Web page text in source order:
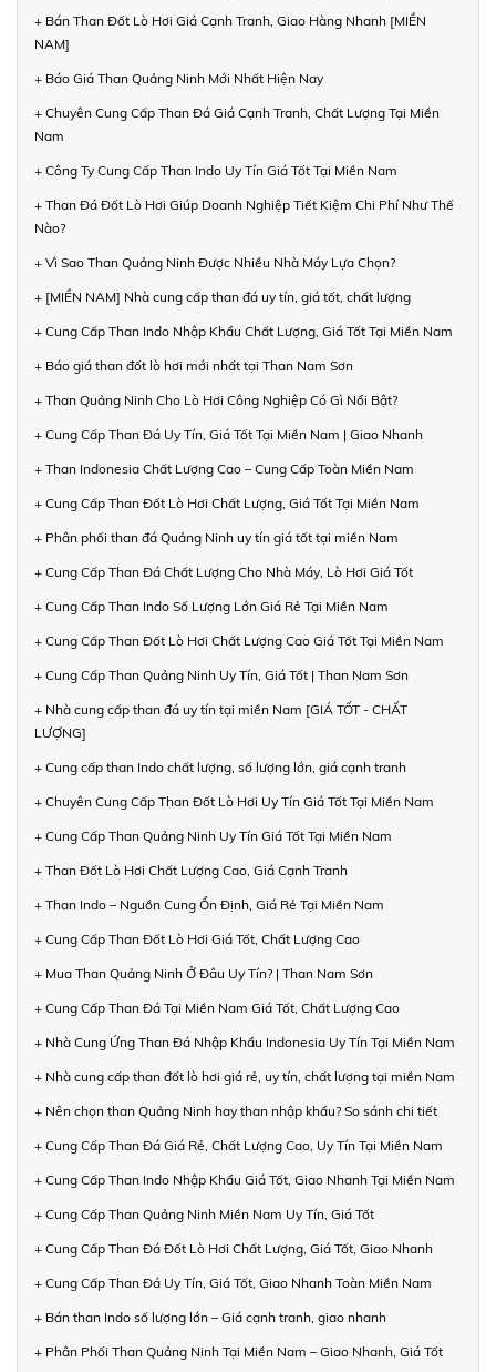
+ Bán Than Đốt Lò Hơi Giá Cạnh Tranh, Giao Hàng Nhanh [MIỀN
NAM]
+ Báo Giá Than Quảng Ninh Mới Nhất Hiện Nay
+ Chuyên Cung Cấp Than Đá Giá Cạnh Tranh, Chất Lượng Tại Miền
Nam
+ Công Ty Cung Cấp Than Indo Uy Tín Giá Tốt Tại Miền Nam
+ Than Đá Đốt Lò Hơi Giúp Doanh Nghiệp Tiết Kiệm Chi Phí Như Thế
Nào?
+ Vì Sao Than Quảng Ninh Được Nhiều Nhà Máy Lựa Chọn?
+ [MIỀN NAM] Nhà cung cấp than đá uy tín, giá tốt, chất lượng
+ Cung Cấp Than Indo Nhập Khẩu Chất Lượng, Giá Tốt Tại Miền Nam
+ Báo giá than đốt lò hơi mới nhất tại Than Nam Sơn
+ Than Quảng Ninh Cho Lò Hơi Công Nghiệp Có Gì Nổi Bật?
+ Cung Cấp Than Đá Uy Tín, Giá Tốt Tại Miền Nam | Giao Nhanh
+ Than Indonesia Chất Lượng Cao – Cung Cấp Toàn Miền Nam
+ Cung Cấp Than Đốt Lò Hơi Chất Lượng, Giá Tốt Tại Miền Nam
+ Phân phối than đá Quảng Ninh uy tín giá tốt tại miền Nam
+ Cung Cấp Than Đá Chất Lượng Cho Nhà Máy, Lò Hơi Giá Tốt
+ Cung Cấp Than Indo Số Lượng Lớn Giá Rẻ Tại Miền Nam
+ Cung Cấp Than Đốt Lò Hơi Chất Lượng Cao Giá Tốt Tại Miền Nam
+ Cung Cấp Than Quảng Ninh Uy Tín, Giá Tốt | Than Nam Sơn
+ Nhà cung cấp than đá uy tín tại miền Nam [GIÁ TỐT - CHẤT
LƯỢNG]
+ Cung cấp than Indo chất lượng, số lượng lớn, giá cạnh tranh
+ Chuyên Cung Cấp Than Đốt Lò Hơi Uy Tín Giá Tốt Tại Miền Nam
+ Cung Cấp Than Quảng Ninh Uy Tín Giá Tốt Tại Miền Nam
+ Than Đốt Lò Hơi Chất Lượng Cao, Giá Cạnh Tranh
+ Than Indo – Nguồn Cung Ổn Định, Giá Rẻ Tại Miền Nam
+ Cung Cấp Than Đốt Lò Hơi Giá Tốt, Chất Lượng Cao
+ Mua Than Quảng Ninh Ở Đâu Uy Tín? | Than Nam Sơn
+ Cung Cấp Than Đá Tại Miền Nam Giá Tốt, Chất Lượng Cao
+ Nhà Cung Ứng Than Đá Nhập Khẩu Indonesia Uy Tín Tại Miền Nam
+ Nhà cung cấp than đốt lò hơi giá rẻ, uy tín, chất lượng tại miền Nam
+ Nên chọn than Quảng Ninh hay than nhập khẩu? So sánh chi tiết
+ Cung Cấp Than Đá Giá Rẻ, Chất Lượng Cao, Uy Tín Tại Miền Nam
+ Cung Cấp Than Indo Nhập Khẩu Giá Tốt, Giao Nhanh Tại Miền Nam
+ Cung Cấp Than Quảng Ninh Miền Nam Uy Tín, Giá Tốt
+ Cung Cấp Than Đá Đốt Lò Hơi Chất Lượng, Giá Tốt, Giao Nhanh
+ Cung Cấp Than Đá Uy Tín, Giá Tốt, Giao Nhanh Toàn Miền Nam
+ Bán than Indo số lượng lớn – Giá cạnh tranh, giao nhanh
+ Phân Phối Than Quảng Ninh Tại Miền Nam – Giao Nhanh, Giá Tốt